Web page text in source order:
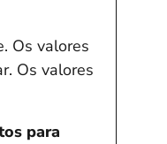
Os valores
Os valores
para